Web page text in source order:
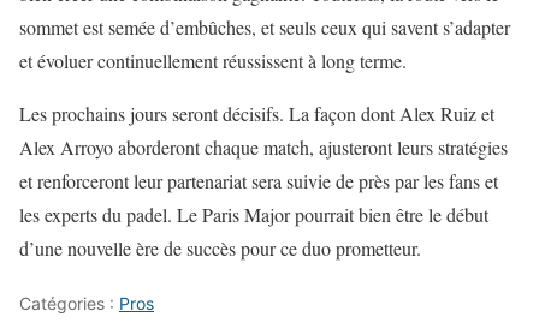
sommet est semée d’embûches, et seuls ceux qui savent s’adapter
et évoluer continuellement réussissent à long terme.
Les prochains jours seront décisifs. La façon dont Alex Ruiz et
Alex Arroyo aborderont chaque match, ajusteront leurs stratégies
et renforceront leur partenariat sera suivie de près par les fans et
les experts du padel. Le Paris Major pourrait bien être le début
d’une nouvelle ère de succès pour ce duo prometteur.
Catégories : Pros